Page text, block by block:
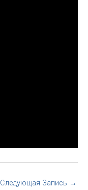
Следующая Запись →